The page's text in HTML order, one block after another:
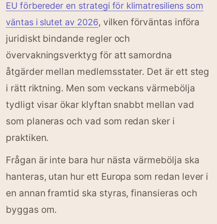
EU förbereder en strategi för klimatresiliens som
väntas i slutet av 2026, vilken förväntas införa
juridiskt bindande regler och
övervakningsverktyg för att samordna
åtgärder mellan medlemsstater. Det är ett steg
i rätt riktning. Men som veckans värmebölja
tydligt visar ökar klyftan snabbt mellan vad
som planeras och vad som redan sker i
praktiken.
Frågan är inte bara hur nästa värmebölja ska
hanteras, utan hur ett Europa som redan lever i
en annan framtid ska styras, finansieras och
byggas om.